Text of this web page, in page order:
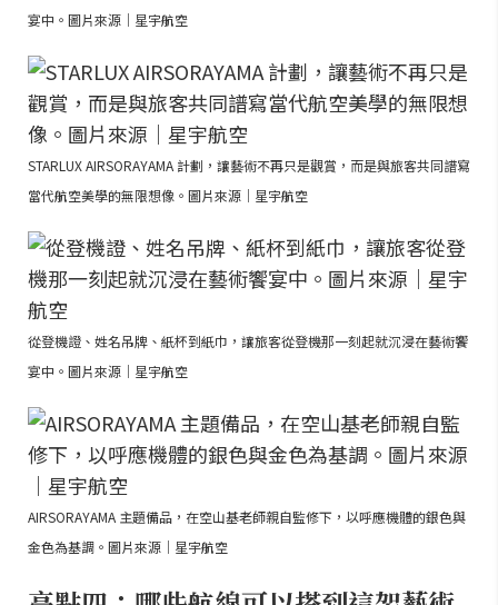
宴中。圖片來源｜星宇航空
STARLUX AIRSORAYAMA 計劃，讓藝術不再只是觀賞，而是與旅客共同譜寫
當代航空美學的無限想像。圖片來源｜星宇航空
從登機證、姓名吊牌、紙杯到紙巾，讓旅客從登機那一刻起就沉浸在藝術饗
宴中。圖片來源｜星宇航空
AIRSORAYAMA 主題備品，在空山基老師親自監修下，以呼應機體的銀色與
金色為基調。圖片來源｜星宇航空